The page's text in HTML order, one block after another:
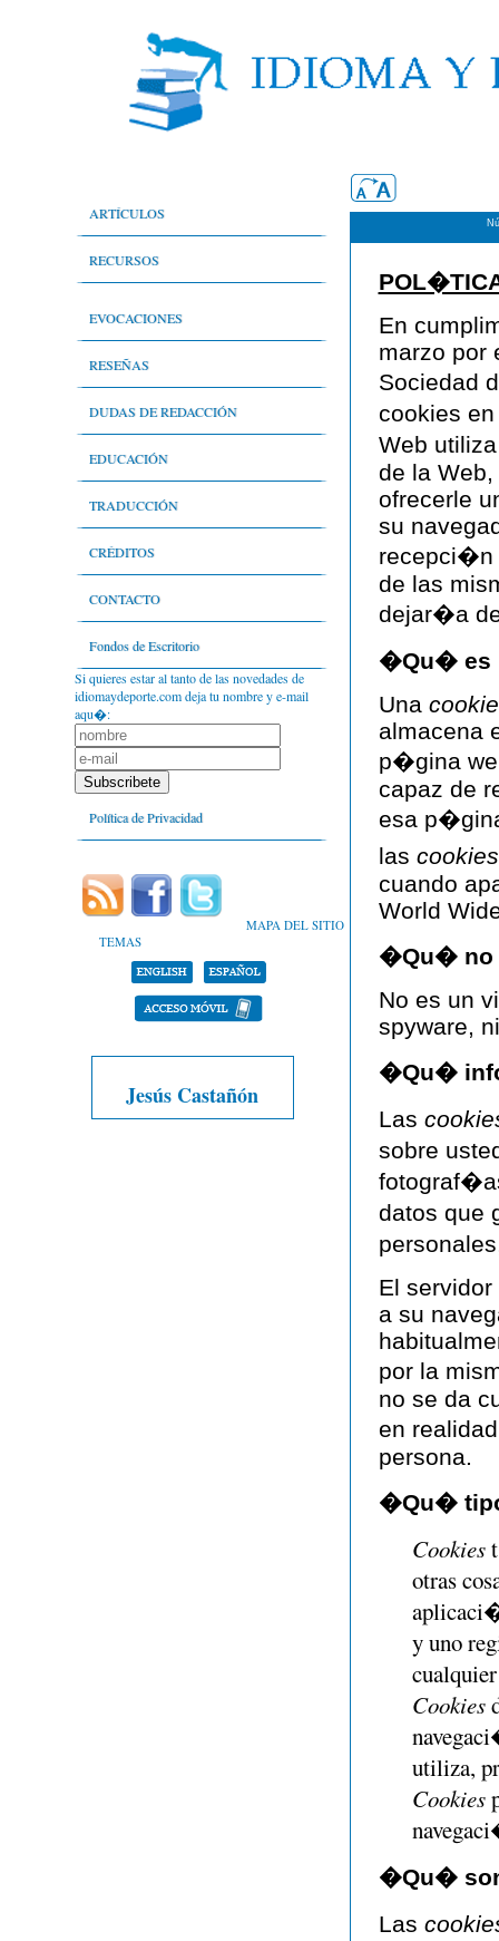
ARTÍCULOS
Aspectos generales
RECURSOS
EVOCACIONES
Evocaciones
Sala de prensa
Periodistas por el buen uso del idioma
RESEÑAS
Deporte en general
Literatura
Literatura infantil y juvenil
Lenguaje técnico del deporte
Lenguaje periodístico y comunicación
Libros y relatos de memorias
DUDAS DE REDACCIÓN
Historia
Nivel léxico
EDUCACIÓN
TRADUCCIÓN
CRÉDITOS
Autores
Bibliografía
Estadísticas
Objetivos
Portafolio
CONTACTO
Fondos de Escritorio
Si quieres estar al tanto de las novedades de
idiomaydeporte.com deja tu nombre y e-mail
aqu�:
Política de Privacidad
MAPA DEL SITIO
TEMAS
Jesús Castañón
En
marzo por
Sociedad
cookies
Web
de la
ofrecerle
su
recepci�n
de las
dejar�a
�Qu� es
Una cookie
almacena
p�gina
capaz de
esa
las cookies
cuando
World
�Qu� no
No es un
spyware,
�Qu�
Las
sobre
datos que
El
a su
por la
no se da
en
persona.
�Qu�
Cookies
otras
y uno
Cookies
utiliza,
Cookies
�Qu�
Las